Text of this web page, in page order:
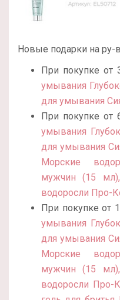
Новые подарки на ру-
При покупке от
умывания
для умывания
При покупке от
умывания
для умывания
Морские
мужчин (15
водоросли Про-
При покупке от
умывания
для умывания
Морские
мужчин (15
водоросли Про-